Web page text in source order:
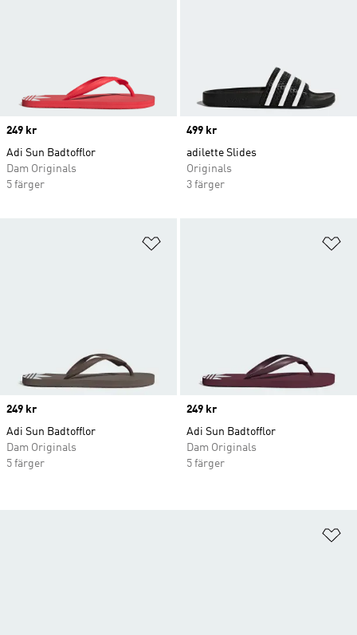
Price
249 kr
Adi Sun Badtofflor
Dam Originals
5 färger
Price
499 kr
adilette Slides
Originals
3 färger
Price
249 kr
Adi Sun Badtofflor
Dam Originals
5 färger
Price
249 kr
Adi Sun Badtofflor
Dam Originals
5 färger